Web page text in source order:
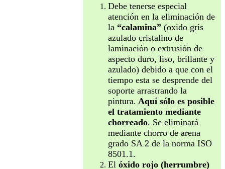
Debe tenerse especial
atención en la eliminación de
la “calamina” (oxido gris
azulado cristalino de
laminación o extrusión de
aspecto duro, liso, brillante y
azulado) debido a que con el
tiempo esta se desprende del
soporte arrastrando la
pintura. Aquí sólo es posible
el tratamiento mediante
chorreado. Se eliminará
mediante chorro de arena
grado SA 2 de la norma ISO
8501.1.
El óxido rojo (herrumbre)